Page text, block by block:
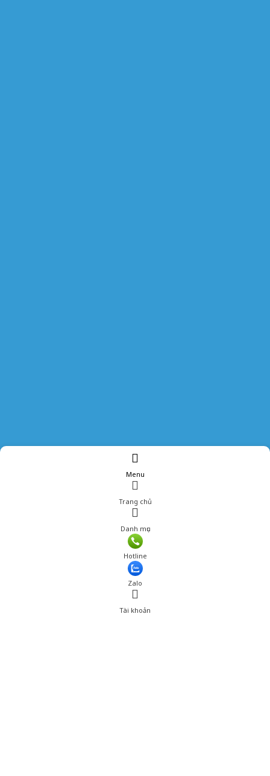
Menu
Trang chủ
Danh mục
Hotline
Zalo
Tài khoản